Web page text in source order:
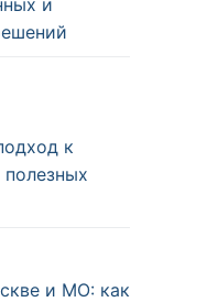
к
полезных
и МО: как